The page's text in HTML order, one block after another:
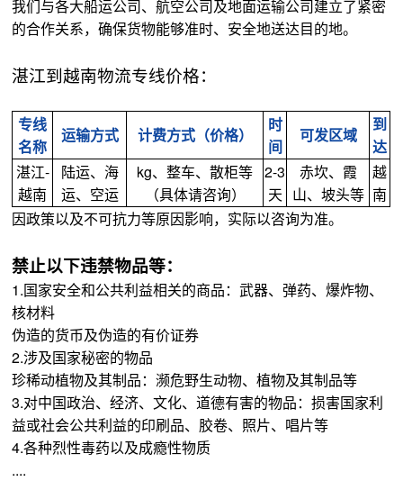
我们与各大船运公司、航空公司及地面运输公司建立了紧密
的合作关系，确保货物能够准时、安全地送达目的地。
湛江到越南物流专线价格：
专线
名称
运输方式 计费方式（价格）
时
间
可发区域
到
达
湛江-
越南
陆运、海
运、空运
kg、整车、散柜等
（具体请咨询）
2-3
天
赤坎、霞
山、坡头等
越
南
因政策以及不可抗力等原因影响，实际以咨询为准。
禁止以下违禁物品等：
1.国家安全和公共利益相关的商品：武器、弹药、爆炸物、
核材料
伪造的货币及伪造的有价证券
2.涉及国家秘密的物品
珍稀动植物及其制品：濒危野生动物、植物及其制品等
3.对中国政治、经济、文化、道德有害的物品：损害国家利
益或社会公共利益的印刷品、胶卷、照片、唱片等
4.各种烈性毒药以及成瘾性物质
....